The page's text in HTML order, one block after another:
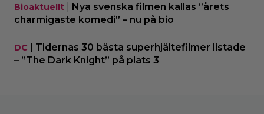
Bioaktuellt
Nya svenska filmen kallas ”årets
charmigaste komedi” – nu på bio
DC
Tidernas 30 bästa superhjältefilmer listade
– ”The Dark Knight” på plats 3